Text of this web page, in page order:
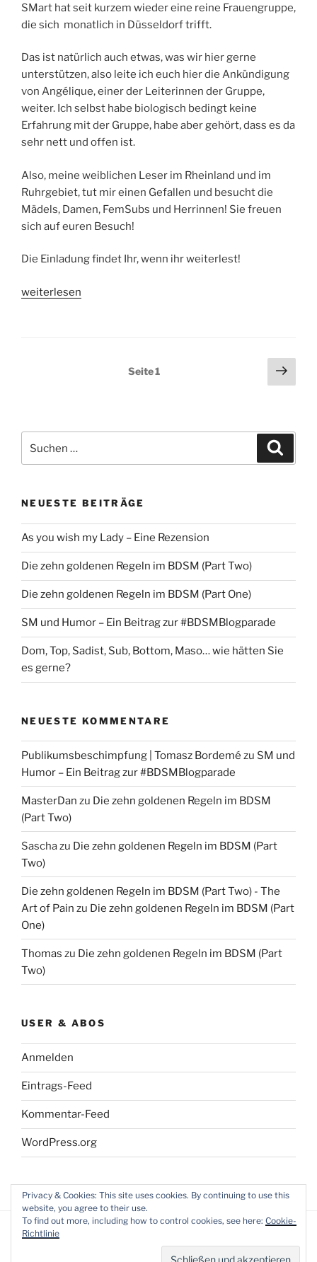
SMart hat seit kurzem wieder eine reine Frauengruppe,
die sich monatlich in Düsseldorf trifft.
Das ist natürlich auch etwas, was wir hier gerne
unterstützen, also leite ich euch hier die Ankündigung
von Angélique, einer der Leiterinnen der Gruppe,
weiter. Ich selbst habe biologisch bedingt keine
Erfahrung mit der Gruppe, habe aber gehört, dass es da
sehr nett und offen ist.
Also, meine weiblichen Leser im Rheinland und im
Ruhrgebiet, tut mir einen Gefallen und besucht die
Mädels, Damen, FemSubs und Herrinnen! Sie freuen
sich auf euren Besuch!
Die Einladung findet Ihr, wenn ihr weiterlest!
„SMart
weiterlesen
Seitennummerierung
Seite1
nach:
NEUESTE BEITRÄGE
As you wish my Lady – Eine Rezension
Die zehn goldenen Regeln im BDSM (Part Two)
Die zehn goldenen Regeln im BDSM (Part One)
SM und Humor – Ein Beitrag zur #BDSMBlogparade
Dom, Top, Sadist, Sub, Bottom, Maso… wie hätten Sie
es gerne?
NEUESTE KOMMENTARE
Publikumsbeschimpfung | Tomasz Bordemé zu SM und
Humor – Ein Beitrag zur #BDSMBlogparade
MasterDan zu Die zehn goldenen Regeln im BDSM
(Part Two)
Saschazu Die zehn goldenen Regeln im BDSM (Part
Two)
Die zehn goldenen Regeln im BDSM (Part Two) - The
Art of Pain zu Die zehn goldenen Regeln im BDSM (Part
One)
Thomas zu Die zehn goldenen Regeln im BDSM (Part
Two)
USER & ABOS
Anmelden
Eintrags-Feed
Kommentar-Feed
WordPress.org
Datenschutzerklärung
Privacy & Cookies: This site uses cookies. By continuing to use this
website, you agree to their use.
To find out more, including how to control cookies, see here: Cookie-
Richtlinie